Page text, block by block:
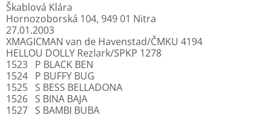
Škablová Klára
Hornozoborská 104, 949 01 Nitra
27.01.2003
XMAGICMAN van de Havenstad/ČMKU 4194
HELLOU DOLLY Rezlark/SPKP 1278
1523 P BLACK BEN
1524 P BUFFY BUG
1525 S BESS BELLADONA
1526 S BINA BAJA
1527 S BAMBI BUBA